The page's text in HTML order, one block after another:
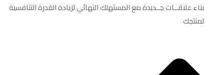
بناء علاقــات جــديدة مع المستهلك النهائي لزيادة القدرة التنافسية
لمنتجك